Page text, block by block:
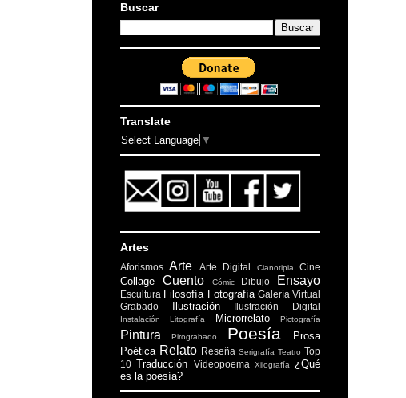
Buscar
Translate
Select Language ▼
Artes
Aforismos Arte Arte Digital Cianotipia Cine
Collage Cuento Cómic Dibujo Ensayo
Escultura Filosofía Fotografía Galería Virtual
Grabado
Ilustración Ilustración Digital
Instalación Litografía Microrrelato Pictografía
Pintura Pirograbado Poesía
Prosa
Poética Relato Reseña Serigrafía Teatro Top
10 Traducción Videopoema Xilografía
¿Qué
es la poesía?